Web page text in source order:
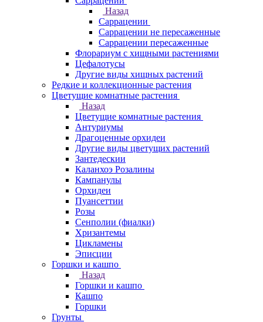
Назад
Саррацении
Саррацении не пересаженные
Саррацении пересаженные
Флорариум с хищными растениями
Цефалотусы
Другие виды хищных растений
Редкие и коллекционные растения
Цветущие комнатные растения
Назад
Цветущие комнатные растения
Антуриумы
Драгоценные орхидеи
Другие виды цветущих растений
Зантедескии
Каланхоэ Розалины
Кампанулы
Орхидеи
Пуансеттии
Розы
Сенполии (фиалки)
Хризантемы
Цикламены
Эписции
Горшки и кашпо
Назад
Горшки и кашпо
Кашпо
Горшки
Грунты